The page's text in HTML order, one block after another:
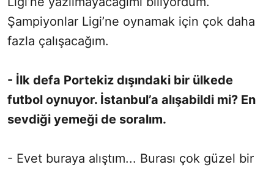
Şampiyonlar Ligi’ne oynamak için çok daha
fazla çalışacağım.
- İlk defa Portekiz dışındaki bir ülkede
futbol oynuyor. İstanbul’a alışabildi mi? En
sevdiği yemeği de soralım.
- Evet buraya alıştım... Burası çok güzel bir